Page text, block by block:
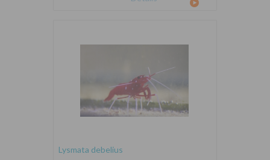
Lysmata debelius